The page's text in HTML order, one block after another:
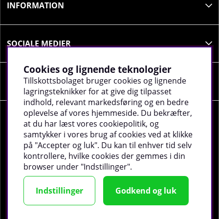
fjerne næsten alt fedt og laktose, hvilket gør
af vallen er hydrolysat, hvor aminosyrerne er
nedbrudt til peptider for lettere optagelse af
kroppen. Denne proces er dyrere og tidskrævende,
ingredienser er inkluderet i 100% Whey Gold
Standard, så du får det bedste af det bedste med
hele 24 gram protein pr. portion.
PROTEINPULVER UNDER TRÆNING
I dag er efterspørgslen efter proteinpulver høj, især
blandt styrketrænere og motionister. Flere
forskningsresultater viser, at muskelfibre øger i
forbindelse med træning, hvis man indtager ekstra
meget protein.
INFORMATION
SOCIALE MEDIER
VIRKSOMHEDSOPLYSNINGER
©2026 tillskottsbolaget.dk. Vi bruger cookies -Læs
mere.
Cookies og lignende teknologier
Tillskottsbolaget bruger cookies og lignende
lagringsteknikker for at give dig tilpasset
indhold, relevant markedsføring og en bedre
oplevelse af vores hjemmeside. Du bekræfter,
at du har læst vores cookiepolitik, og
samtykker i vores brug af cookies ved at klikke
på "Accepter og luk". Du kan til enhver tid selv
kontrollere, hvilke cookies der gemmes i din
browser under "Indstillinger".
Indstillinger Godkend og luk